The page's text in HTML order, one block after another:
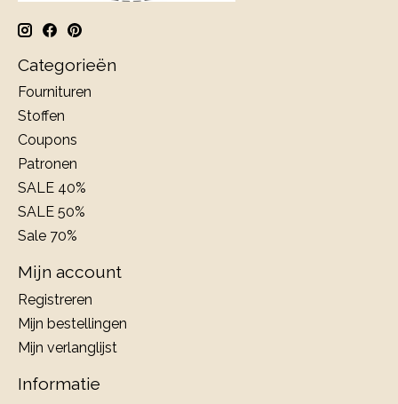
Categorieën
Fournituren
Stoffen
Coupons
Patronen
SALE 40%
SALE 50%
Sale 70%
Mijn account
Registreren
Mijn bestellingen
Mijn verlanglijst
Informatie